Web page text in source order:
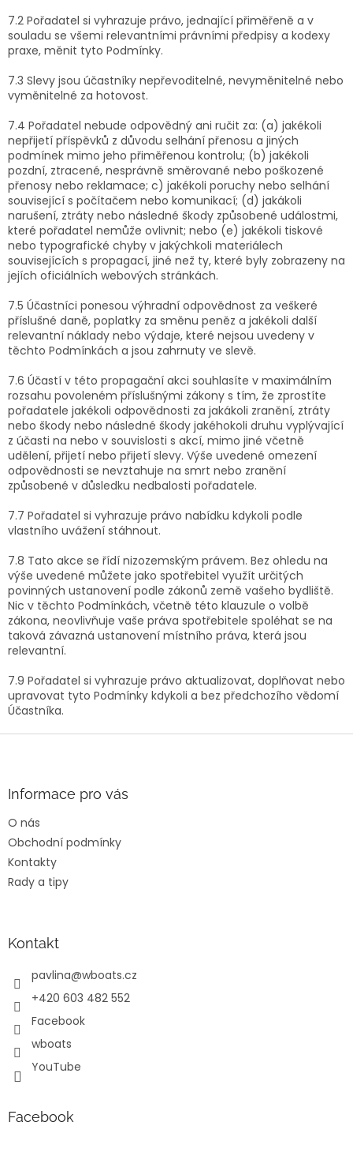
7.2 Pořadatel si vyhrazuje právo, jednající přiměřeně a v
souladu se všemi relevantními právními předpisy a kodexy
praxe, měnit tyto Podmínky.
7.3 Slevy jsou účastníky nepřevoditelné, nevyměnitelné nebo
vyměnitelné za hotovost.
7.4 Pořadatel nebude odpovědný ani ručit za: (a) jakékoli
nepřijetí příspěvků z důvodu selhání přenosu a jiných
podmínek mimo jeho přiměřenou kontrolu; (b) jakékoli
pozdní, ztracené, nesprávně směrované nebo poškozené
přenosy nebo reklamace; c) jakékoli poruchy nebo selhání
související s počítačem nebo komunikací; (d) jakákoli
narušení, ztráty nebo následné škody způsobené událostmi,
které pořadatel nemůže ovlivnit; nebo (e) jakékoli tiskové
nebo typografické chyby v jakýchkoli materiálech
souvisejících s propagací, jiné než ty, které byly zobrazeny na
jejích oficiálních webových stránkách.
7.5 Účastníci ponesou výhradní odpovědnost za veškeré
příslušné daně, poplatky za směnu peněz a jakékoli další
relevantní náklady nebo výdaje, které nejsou uvedeny v
těchto Podmínkách a jsou zahrnuty ve slevě.
7.6 Účastí v této propagační akci souhlasíte v maximálním
rozsahu povoleném příslušnými zákony s tím, že zprostíte
pořadatele jakékoli odpovědnosti za jakákoli zranění, ztráty
nebo škody nebo následné škody jakéhokoli druhu vyplývající
z účasti na nebo v souvislosti s akcí, mimo jiné včetně
udělení, přijetí nebo přijetí slevy. Výše uvedené omezení
odpovědnosti se nevztahuje na smrt nebo zranění
způsobené v důsledku nedbalosti pořadatele.
7.7 Pořadatel si vyhrazuje právo nabídku kdykoli podle
vlastního uvážení stáhnout.
7.8 Tato akce se řídí nizozemským právem. Bez ohledu na
výše uvedené můžete jako spotřebitel využít určitých
povinných ustanovení podle zákonů země vašeho bydliště.
Nic v těchto Podmínkách, včetně této klauzule o volbě
zákona, neovlivňuje vaše práva spotřebitele spoléhat se na
taková závazná ustanovení místního práva, která jsou
relevantní.
7.9 Pořadatel si vyhrazuje právo aktualizovat, doplňovat nebo
upravovat tyto Podmínky kdykoli a bez předchozího vědomí
Účastníka.
Informace pro vás
O nás
Obchodní podmínky
Kontakty
Rady a tipy
Kontakt
pavlina@wboats.cz
+420 603 482 552
Facebook
wboats
YouTube
Facebook